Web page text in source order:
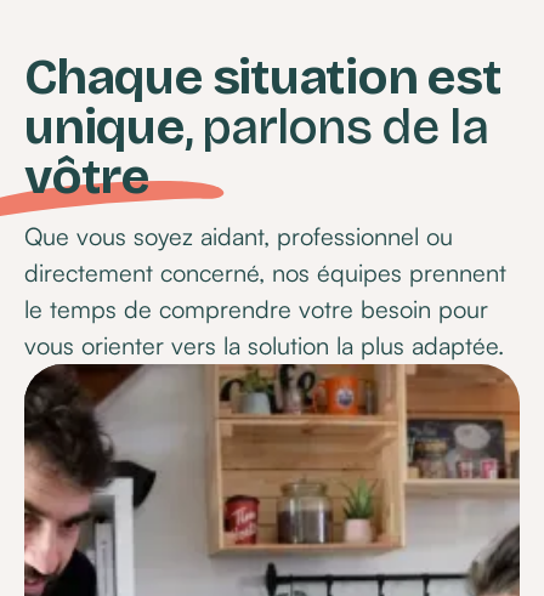
Chaque situation est
unique, parlons de la
vôtre
Que vous soyez aidant, professionnel ou
directement concerné, nos équipes prennent
le temps de comprendre votre besoin pour
vous orienter vers la solution la plus adaptée.